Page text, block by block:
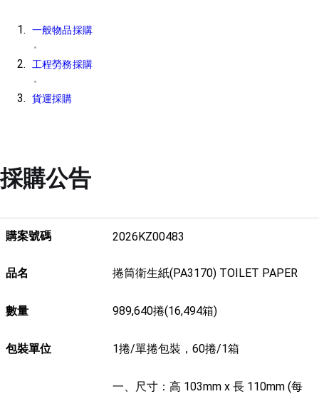
一般物品採購
工程勞務採購
貨運採購
採購公告
購案號碼 2026KZ00483
品名 捲筒衛生紙(PA3170) TOILET PAPER
數量 989,640捲(16,494箱)
包裝單位 1捲/單捲包裝，60捲/1箱
一、尺寸：高 103mm x 長 110mm (每